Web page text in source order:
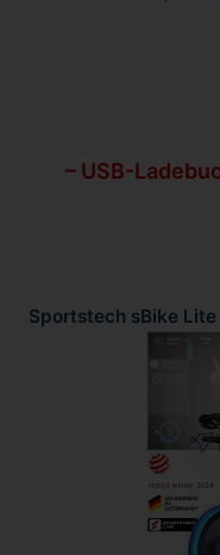
– USB-
Sportstech sBike